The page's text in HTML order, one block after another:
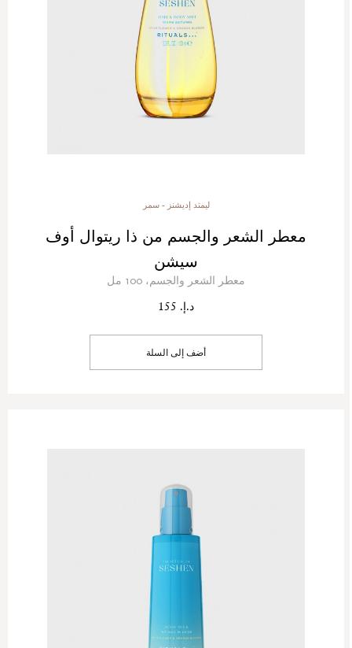
ليمتد إديشنز - سمر
معطر الشعر والجسم من ذا ريتوال أوف
سيشن
معطر الشعر والجسم، 100 مل
د.إ. 155
أضف إلى السلة